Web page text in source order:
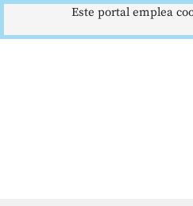
Este portal emplea